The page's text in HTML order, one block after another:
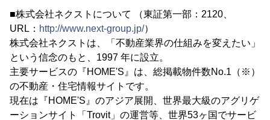
■株式会社ネクストについて （東証第一部：2120、
URL： http://www.next-group.jp/）
株式会社ネクストは、「不動産業界の仕組みを変えたい」
という信念のもと、1997 年に設立。
主要サービスの『HOME'S』は、総掲載物件数No.1（※）
の不動産・住宅情報サイトです。
現在は『HOME'S』のアジア展開、世界最大級のアグリゲ
ーションサイト「Trovit」の運営等、世界53ヶ国でサービ